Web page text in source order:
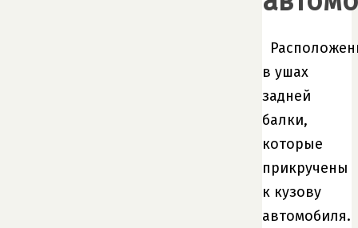
в ушах
задней
балки,
которые
прикручены
к кузову
автомобиля.